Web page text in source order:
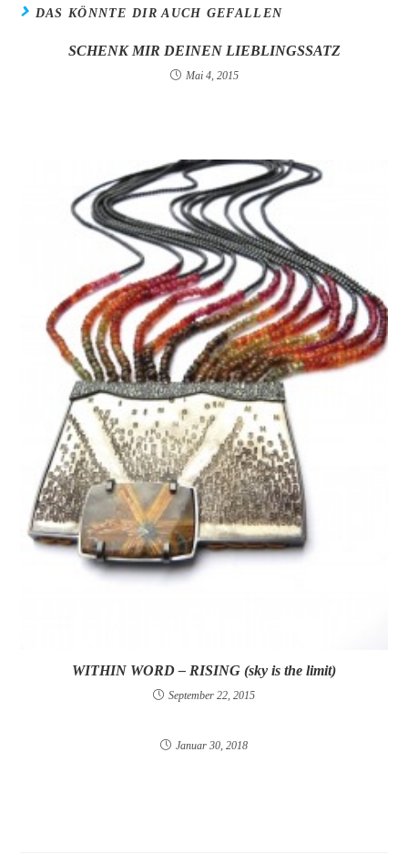
DAS KÖNNTE DIR AUCH GEFALLEN
SCHENK MIR DEINEN LIEBLINGSSATZ
Mai 4, 2015
WITHIN WORD – RISING (sky is the limit)
September 22, 2015
Januar 30, 2018